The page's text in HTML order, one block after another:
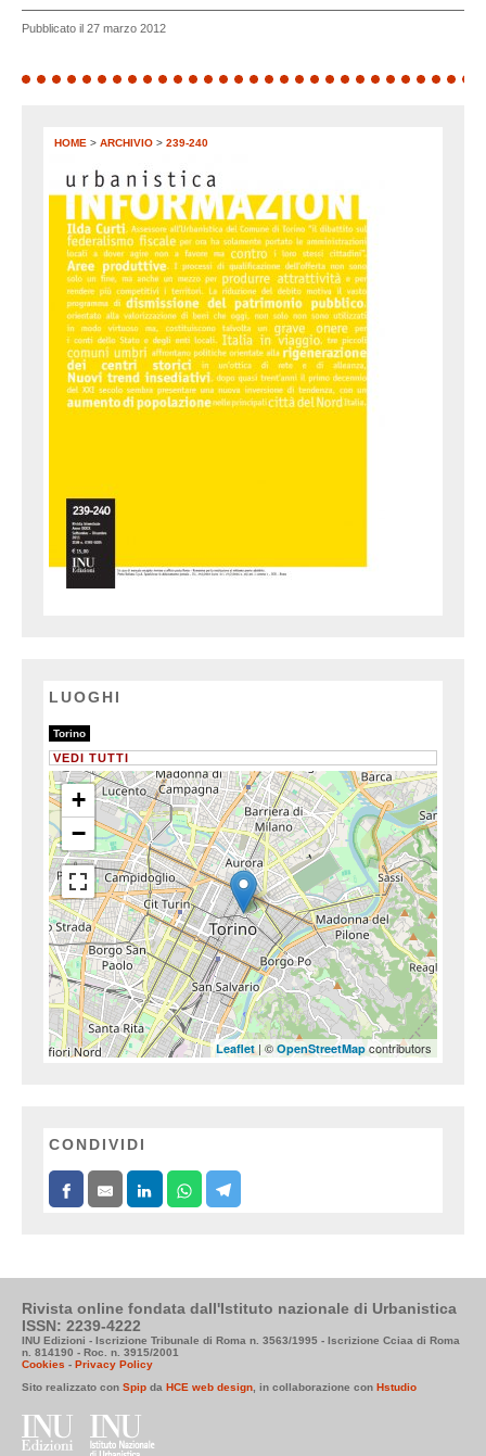
Pubblicato il 27 marzo 2012
HOME > ARCHIVIO > 239-240
LUOGHI
Torino
13/13
VEDI TUTTI
+
−
Leaflet| © OpenStreetMap contributors
CONDIVIDI
Rivista online fondata dall'Istituto nazionale di Urbanistica
ISSN: 2239-4222
INU Edizioni - Iscrizione Tribunale di Roma n. 3563/1995 - Iscrizione Cciaa di Roma
n. 814190 - Roc. n. 3915/2001
Cookies - Privacy Policy
Sito realizzato con Spip da HCE web design , in collaborazione con Hstudio